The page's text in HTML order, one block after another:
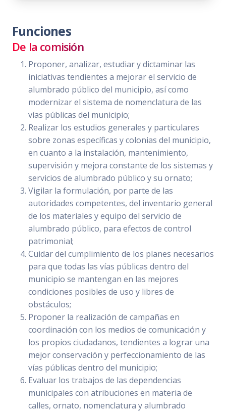
Funciones
De la comisión
Proponer, analizar, estudiar y dictaminar las
iniciativas tendientes a mejorar el servicio de
alumbrado público del municipio, así como
modernizar el sistema de nomenclatura de las
vías públicas del municipio;
Realizar los estudios generales y particulares
sobre zonas específicas y colonias del municipio,
en cuanto a la instalación, mantenimiento,
supervisión y mejora constante de los sistemas y
servicios de alumbrado público y su ornato;
Vigilar la formulación, por parte de las
autoridades competentes, del inventario general
de los materiales y equipo del servicio de
alumbrado público, para efectos de control
patrimonial;
Cuidar del cumplimiento de los planes necesarios
para que todas las vías públicas dentro del
municipio se mantengan en las mejores
condiciones posibles de uso y libres de
obstáculos;
Proponer la realización de campañas en
coordinación con los medios de comunicación y
los propios ciudadanos, tendientes a lograr una
mejor conservación y perfeccionamiento de las
vías públicas dentro del municipio;
Evaluar los trabajos de las dependencias
municipales con atribuciones en materia de
calles, ornato, nomenclatura y alumbrado